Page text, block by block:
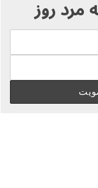
مرد روز